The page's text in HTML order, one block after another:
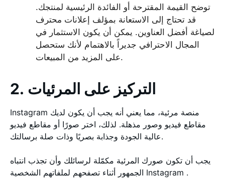
توضح القيمة المقترحة أو الفائدة الرئيسية لمنتجك.
قد تحتاج إلى الاستعانة بمؤلف إعلانات محترف
لصياغة أفضل العناوين. يمكن أن يكون الاستثمار في
المجال الاحترافي جديراً بالاهتمام لأنك ستحصل
على المزيد من المبيعات.
2. التركيز على المرئيات
Instagram منصة مرئية، مما يعني أنه يجب أن يكون لديك
مقاطع فيديو وصور مذهلة. لذلك، اختر صورًا أو مقاطع فيديو
عالية الجودة وجذابة بصريًا وذات صلة برسالتك.
يجب أن تكون صورك المرئية مكمّلة لرسائلك وأن تجذب انتباه
الجمهور أثناء تصفحهم لملفاتهم الشخصية Instagram .